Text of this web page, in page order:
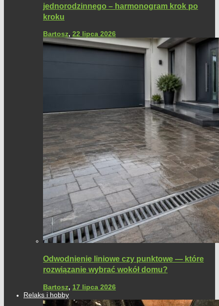
jednorodzinnego – harmonogram krok po
kroku
Bartosz, 22 lipca 2026
Odwodnienie liniowe czy punktowe — które
rozwiązanie wybrać wokół domu?
Bartosz, 17 lipca 2026
Relaks i hobby